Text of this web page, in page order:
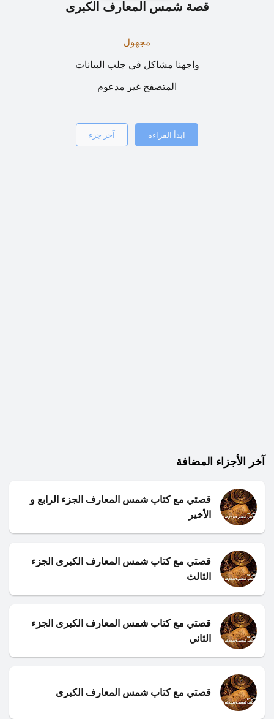
قصة شمس المعارف الكبرى
مجهول
واجهنا مشاكل في جلب البيانات
المتصفح غير مدعوم
ابدأ القراءة آخر جزء
آخر الأجزاء المضافة
قصتي مع كتاب شمس المعارف الجزء الرابع و
الأخير
قصتي مع كتاب شمس المعارف الكبرى الجزء
الثالث
قصتي مع كتاب شمس المعارف الكبرى الجزء
الثاني
قصتي مع كتاب شمس المعارف الكبرى